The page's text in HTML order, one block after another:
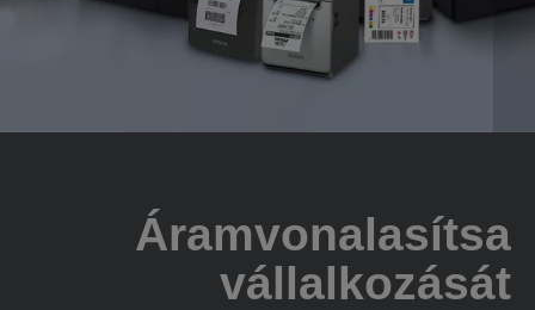
Áramvonalasítsa
vállalkozását